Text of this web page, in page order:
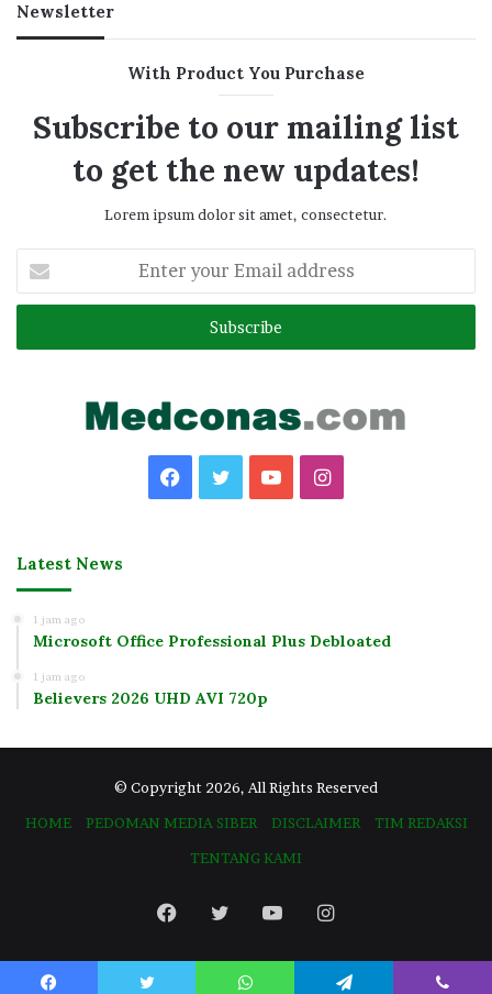
Newsletter
With Product You Purchase
Subscribe to our mailing list
to get the new updates!
Lorem ipsum dolor sit amet, consectetur.
your
Email
Facebook
TwitterYouTubeInstagram
Latest News
1 jam ago
Microsoft Office Professional Plus Debloated
1 jam ago
Believers 2026 UHD AVI 720p
© Copyright 2026, All Rights Reserved
HOME
PEDOMAN MEDIA SIBER DISCLAIMER
TIM REDAKSI
TENTANG KAMI
Facebook
TwitterYouTubeInstagram